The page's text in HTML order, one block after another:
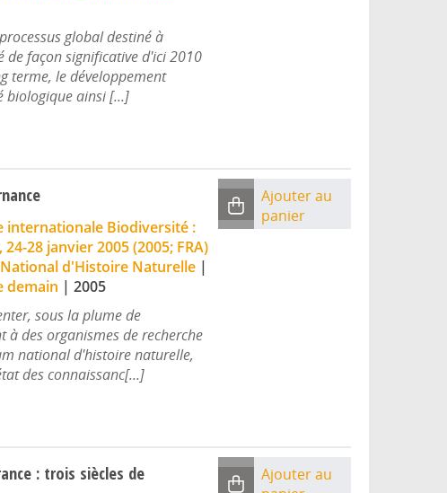
global destiné à
façon significative d'ici 2010
terme, le développement
biologique ainsi [...]
internationale Biodiversité :
28 janvier 2005 (2005; FRA)
d'Histoire Naturelle|
demain | 2005
sous la plume de
des organismes de recherche
national d'histoire naturelle,
des connaissanc[...]
Ajouter au
panier
: trois siècles de
Ajouter au